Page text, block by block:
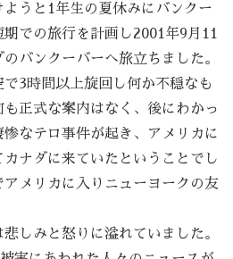
うと1年生の夏休みにバンクー
での旅行を計画し2001年9月11
バンクーバーへ旅立ちました。
3時間以上旋回し何か不穏なも
正式な案内はなく、後にわかっ
なテロ事件が起き、アメリカに
ナダに来ていたということでし
メリカに入りニューヨークの友
しみと怒りに溢れていました。